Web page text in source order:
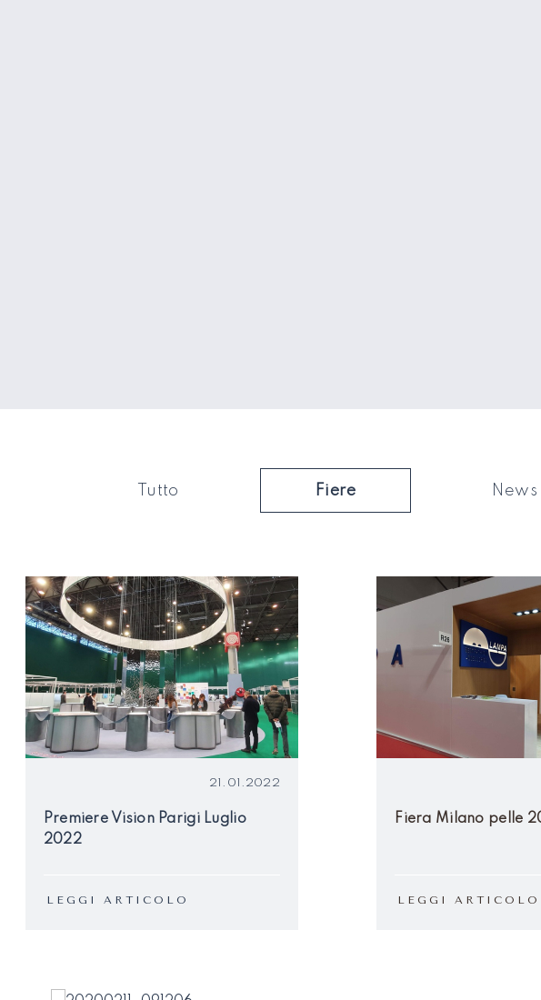
Tutto Fiere News
21.01.2022
Premiere Vision Parigi Luglio
2022
LEGGI ARTICOLO
Fiera Milano pelle
LEGGI ARTICOLO